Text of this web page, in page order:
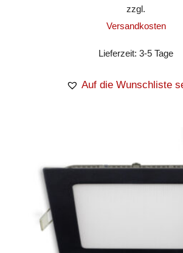
zzgl.
Versandkosten
Lieferzeit:3-5 Tage
Auf die Wunschliste